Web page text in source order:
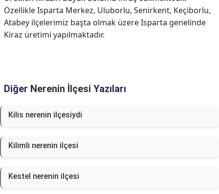
Özellikle Isparta Merkez, Uluborlu, Senirkent, Keçiborlu,
Atabey ilçelerimiz başta olmak üzere Isparta genelinde
Kiraz üretimi yapılmaktadır.
Diğer Nerenin İlçesi Yazıları
Kilis nerenin ilçesiydi
Kilimli nerenin ilçesi
Kestel nerenin ilçesi